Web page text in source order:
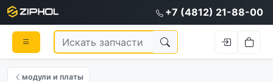
+7 (4812) 21-88-00
модули и платы